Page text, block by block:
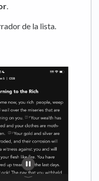
de la lista.